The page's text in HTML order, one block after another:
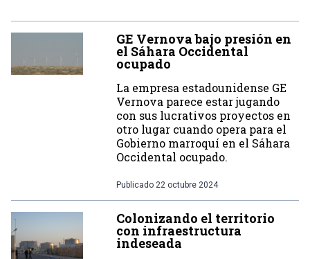
GE Vernova bajo presión en
el Sáhara Occidental
ocupado
La empresa estadounidense GE
Vernova parece estar jugando
con sus lucrativos proyectos en
otro lugar cuando opera para el
Gobierno marroquí en el Sáhara
Occidental ocupado.
Publicado 22 octubre 2024
Colonizando el territorio
con infraestructura
indeseada